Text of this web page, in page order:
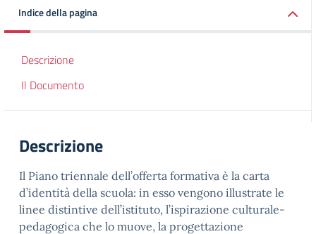
Indice della pagina
Descrizione
Il Documento
Descrizione
Il Piano triennale dell’offerta formativa è la carta
d’identità della scuola: in esso vengono illustrate le
linee distintive dell’istituto, l’ispirazione culturale-
pedagogica che lo muove, la progettazione